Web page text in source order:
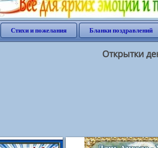
Стихи и пожелания Бланки поздравлений
Открытки